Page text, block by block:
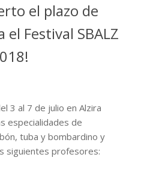
el plazo de
Festival SBALZ
3 al 7 de julio en Alzira
especialidades de
tuba y bombardino y
siguientes profesores: